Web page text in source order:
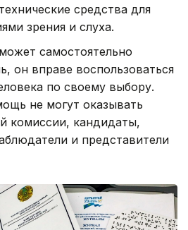
средства для
зрения и слуха.
самостоятельно
он вправе воспользоваться
по своему выбору.
не могут оказывать
комиссии, кандидаты,
и представители